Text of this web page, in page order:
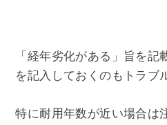
「経年劣化がある」旨を記
を記入しておくのもトラブ
特に耐用年数が近い場合は